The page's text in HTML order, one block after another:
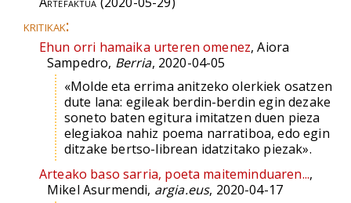
kritikak:
Ehun orri hamaika urteren omenez, Aiora
Sampedro, Berria, 2020-04-05
«Molde eta errima anitzeko olerkiek osatzen
dute lana: egileak berdin-berdin egin dezake
soneto baten egitura imitatzen duen pieza
elegiakoa nahiz poema narratiboa, edo egin
ditzake bertso-librean idatzitako piezak».
Arteako baso sarria, poeta maiteminduaren...,
Mikel Asurmendi, argia.eus, 2020-04-17